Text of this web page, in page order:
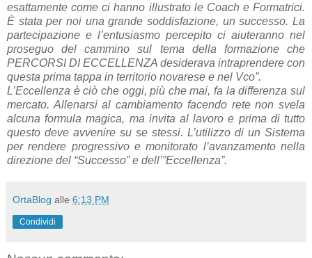
esattamente come ci hanno illustrato le Coach e Formatrici.
È stata per noi una grande soddisfazione, un successo. La
partecipazione e l’entusiasmo percepito ci aiuteranno nel
proseguo del cammino sul tema della formazione che
PERCORSI DI ECCELLENZA desiderava intraprendere con
questa prima tappa in territorio novarese e nel Vco”.
L’Eccellenza è ciò che oggi, più che mai, fa la differenza sul
mercato. Allenarsi al cambiamento facendo rete non svela
alcuna formula magica, ma invita al lavoro e prima di tutto
questo deve avvenire su se stessi. L’utilizzo di un Sistema
per rendere progressivo e monitorato l’avanzamento nella
direzione del “Successo” e dell’”Eccellenza”.
OrtaBlog alle 6:13 PM
Condividi